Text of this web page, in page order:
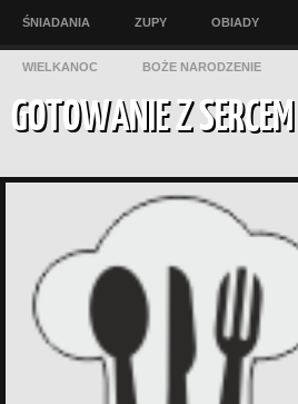
ŚNIADANIA ZUPY OBIADY
WIELKANOC BOŻE NARODZENIE
GOTOWANIE Z SERCEM